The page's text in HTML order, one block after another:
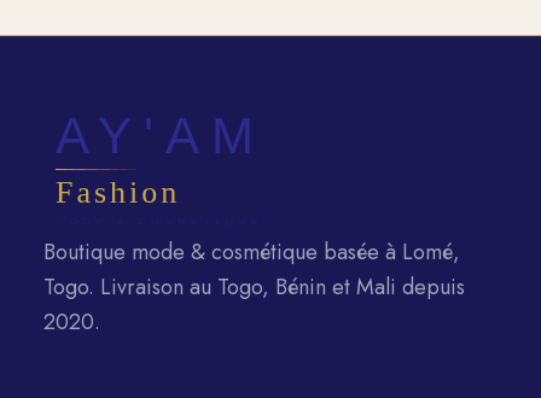
Boutique mode & cosmétique basée à Lomé,
Togo. Livraison au Togo, Bénin et Mali depuis
2020.